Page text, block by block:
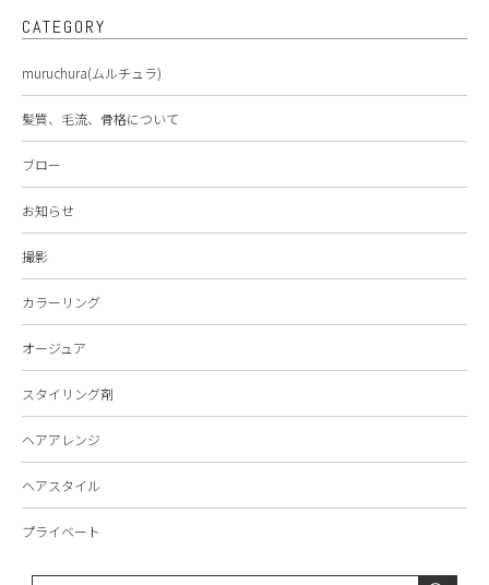
CATEGORY
muruchura(ムルチュラ)
髪質、毛流、骨格について
ブロー
お知らせ
撮影
カラーリング
オージュア
スタイリング剤
ヘアアレンジ
ヘアスタイル
プライベート